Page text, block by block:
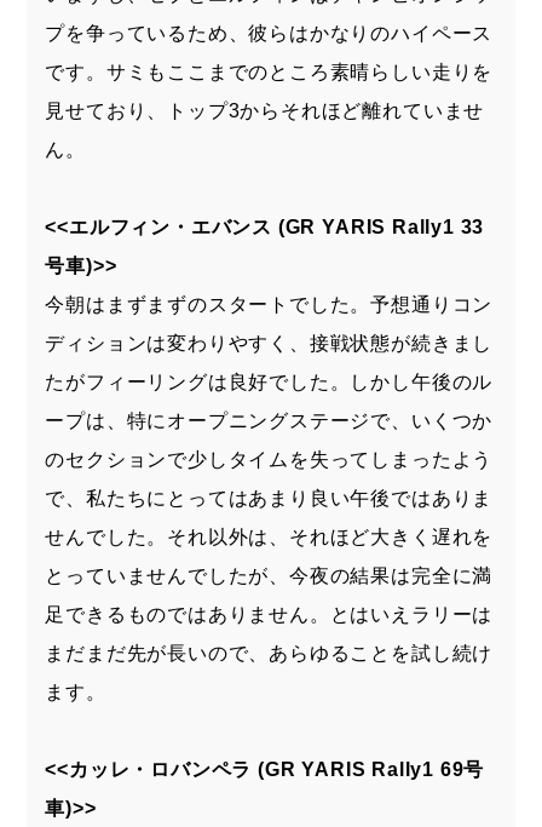
プを争っているため、彼らはかなりのハイペース
です。サミもここまでのところ素晴らしい走りを
見せており、トップ3からそれほど離れていませ
ん。
<<エルフィン・エバンス (GR YARIS Rally1 33
号車)>>
今朝はまずまずのスタートでした。予想通りコン
ディションは変わりやすく、接戦状態が続きまし
たがフィーリングは良好でした。しかし午後のル
ープは、特にオープニングステージで、いくつか
のセクションで少しタイムを失ってしまったよう
で、私たちにとってはあまり良い午後ではありま
せんでした。それ以外は、それほど大きく遅れを
とっていませんでしたが、今夜の結果は完全に満
足できるものではありません。とはいえラリーは
まだまだ先が長いので、あらゆることを試し続け
ます。
<<カッレ・ロバンペラ (GR YARIS Rally1 69号
車)>>